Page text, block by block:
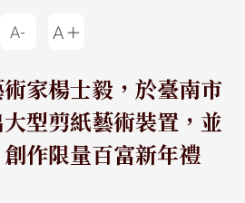
家楊士毅，於臺南市
型剪紙藝術裝置，並
作限量百富新年禮